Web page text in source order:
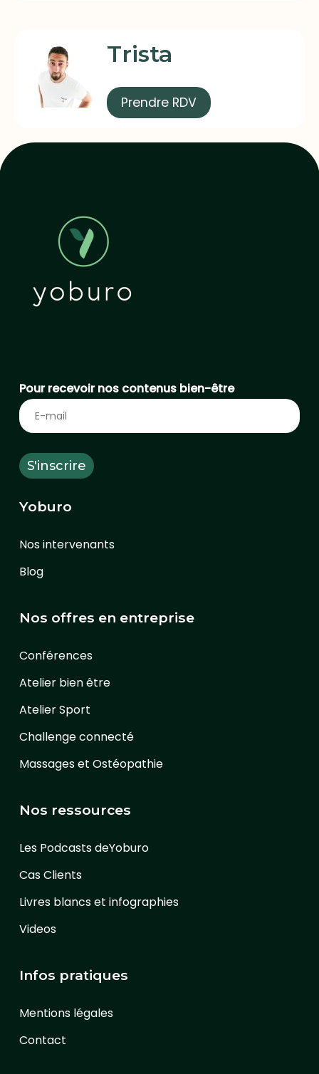
Trista
Prendre RDV
Pour recevoir nos contenus bien-être
Yoburo
Nos intervenants
Blog
Nos offres en entreprise
Conférences
Atelier bien être
Atelier Sport
Challenge connecté
Massages et Ostéopathie
Nos ressources
Les Podcasts deYoburo
Cas Clients
Livres blancs et infographies
Videos
Infos pratiques
Mentions légales
Contact